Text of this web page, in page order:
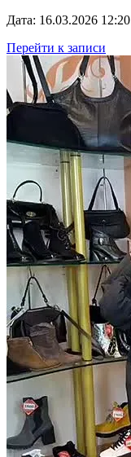
Дата: 16.03.2026 12:20
Перейти к записи